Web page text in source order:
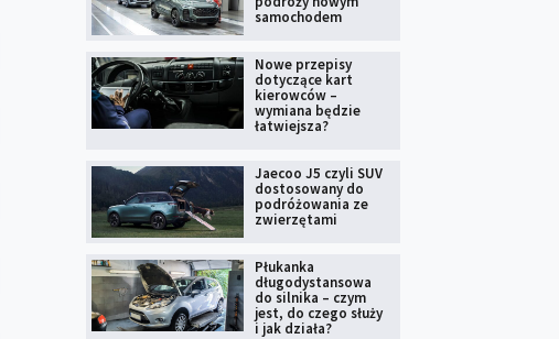
samochodem
Nowe przepisy
dotyczące kart
kierowców –
wymiana będzie
łatwiejsza?
Jaecoo J5 czyli SUV
dostosowany do
podróżowania ze
zwierzętami
Płukanka
długodystansowa
do silnika – czym
jest, do czego służy
i jak działa?